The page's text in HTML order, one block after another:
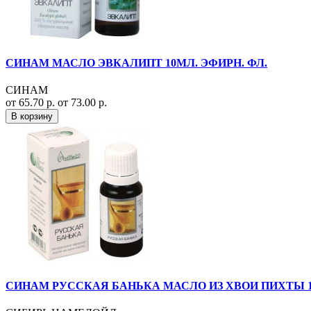
СИНАМ МАСЛО ЭВКАЛИПТ 10МЛ. ЭФИРН. ФЛ.
СИНАМ
от 65.70 р. от 73.00 р.
В корзину
СИНАМ РУССКАЯ БАНЬКА МАСЛО ИЗ ХВОИ ПИХТЫ